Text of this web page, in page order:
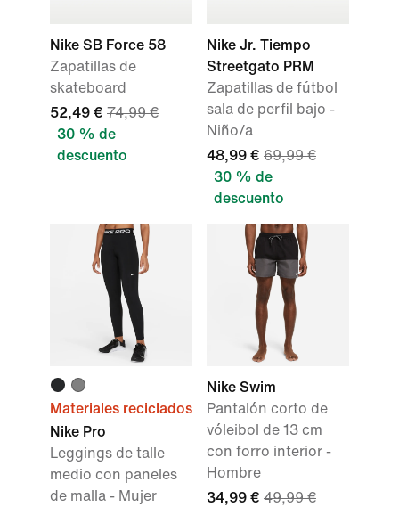
Nike SB Force 58
Zapatillas de
skateboard
52,49 € 74,99 €
30 % de
descuento
Nike Jr. Tiempo
Streetgato PRM
Zapatillas de fútbol
sala de perfil bajo -
Niño/a
48,99 € 69,99 €
30 % de
descuento
Materiales reciclados
Nike Pro
Leggings de talle
medio con paneles
de malla - Mujer
Nike Swim
Pantalón corto de
vóleibol de 13 cm
con forro interior -
Hombre
34,99 € 49,99 €